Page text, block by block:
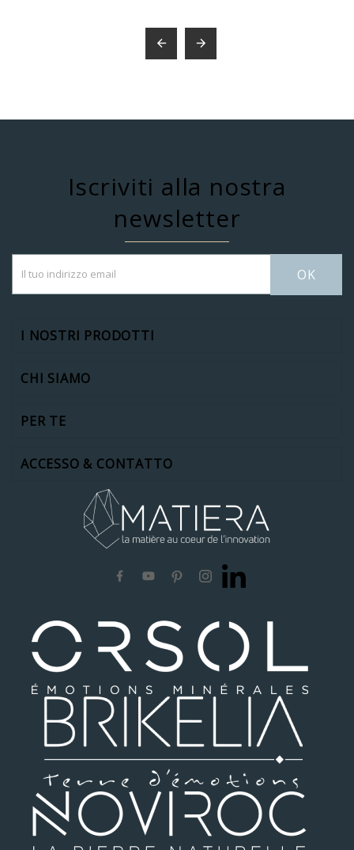
 
Iscriviti alla nostra
newsletter
OK
I NOSTRI PRODOTTI
CHI SIAMO
PER TE
ACCESSO & CONTATTO